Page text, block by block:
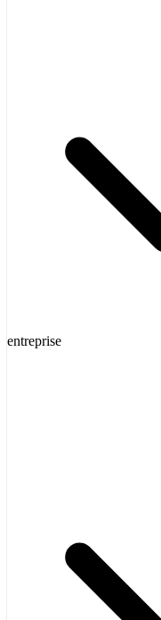
entreprise